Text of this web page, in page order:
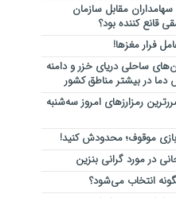
مقابل سازمان
قانع کننده بود؟
فرار مغزها!
ساحلی دریای خزر و دامنه
دما در بیشتر مناطق کشور
رمزارزهای امروز سه‌شنبه
موقوف؛ محدودش کنید!
در مورد گرانی بنزین
انتخاب می‌شود؟